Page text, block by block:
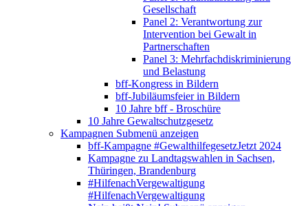
Gesellschaft
Panel 2: Verantwortung zur
Intervention bei Gewalt in
Partnerschaften
Panel 3: Mehrfachdiskriminierung
und Belastung
bff-Kongress in Bildern
bff-Jubiläumsfeier in Bildern
10 Jahre bff - Broschüre
10 Jahre Gewaltschutzgesetz
Kampagnen Submenü anzeigen
bff-Kampagne #GewalthilfegesetzJetzt 2024
Kampagne zu Landtagswahlen in Sachsen,
Thüringen, Brandenburg
#HilfenachVergewaltigung
#HilfenachVergewaltigung